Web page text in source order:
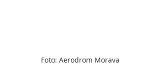
Foto: Aerodrom Morava